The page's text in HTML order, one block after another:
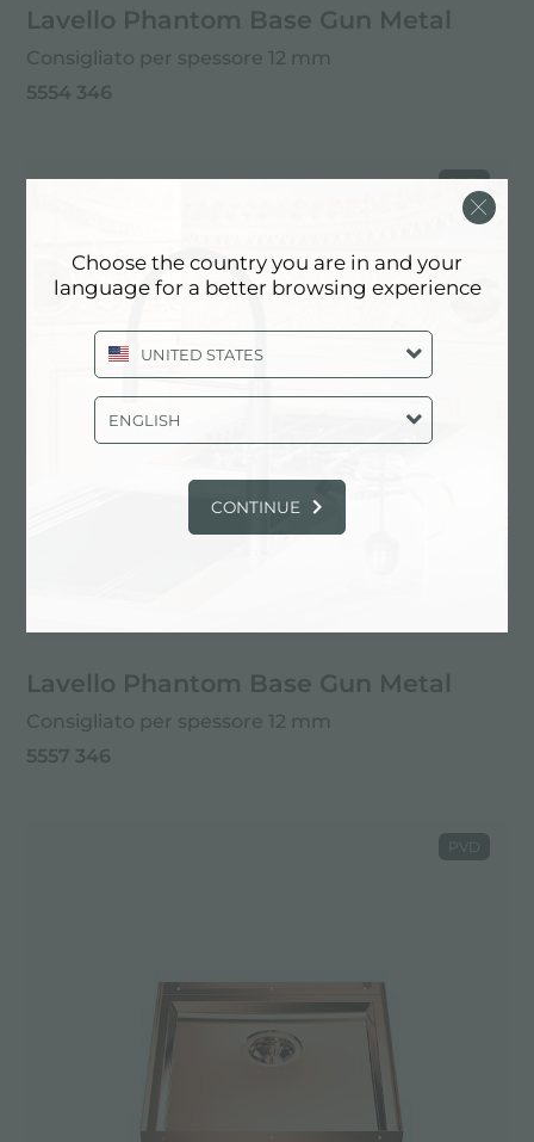
Lavello Phantom Base Gun Metal
Consigliato per spessore 12 mm
5554 346
Lavello Phantom Base Gun Metal
Consigliato per spessore 12 mm
5557 346
PVD
PVD
Choose the country you are in and your
language for a better browsing experience
UNITED STATES
ENGLISH
CONTINUE